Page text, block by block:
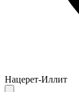
Нацерет-Иллит